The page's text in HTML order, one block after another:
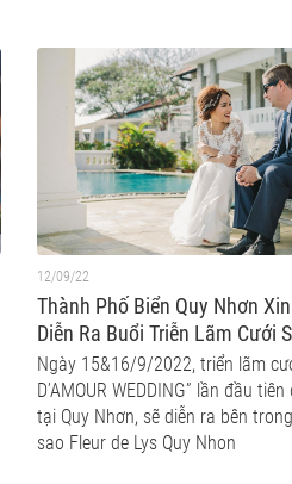
12/09/22
Thành Phố Biển Quy Nhơn
Diễn Ra Buổi Triễn Lãm Cưới
Đẳng Cấp Lần Đầu Tiên Tổ
Sạn 4 Sao Fleur De Lys Quy
Ngày 15&16/9/2022, triển lãm
D’AMOUR WEDDING” lần đầu
tại Quy Nhơn, sẽ diễn ra bên
sao Fleur de Lys Quy Nhon